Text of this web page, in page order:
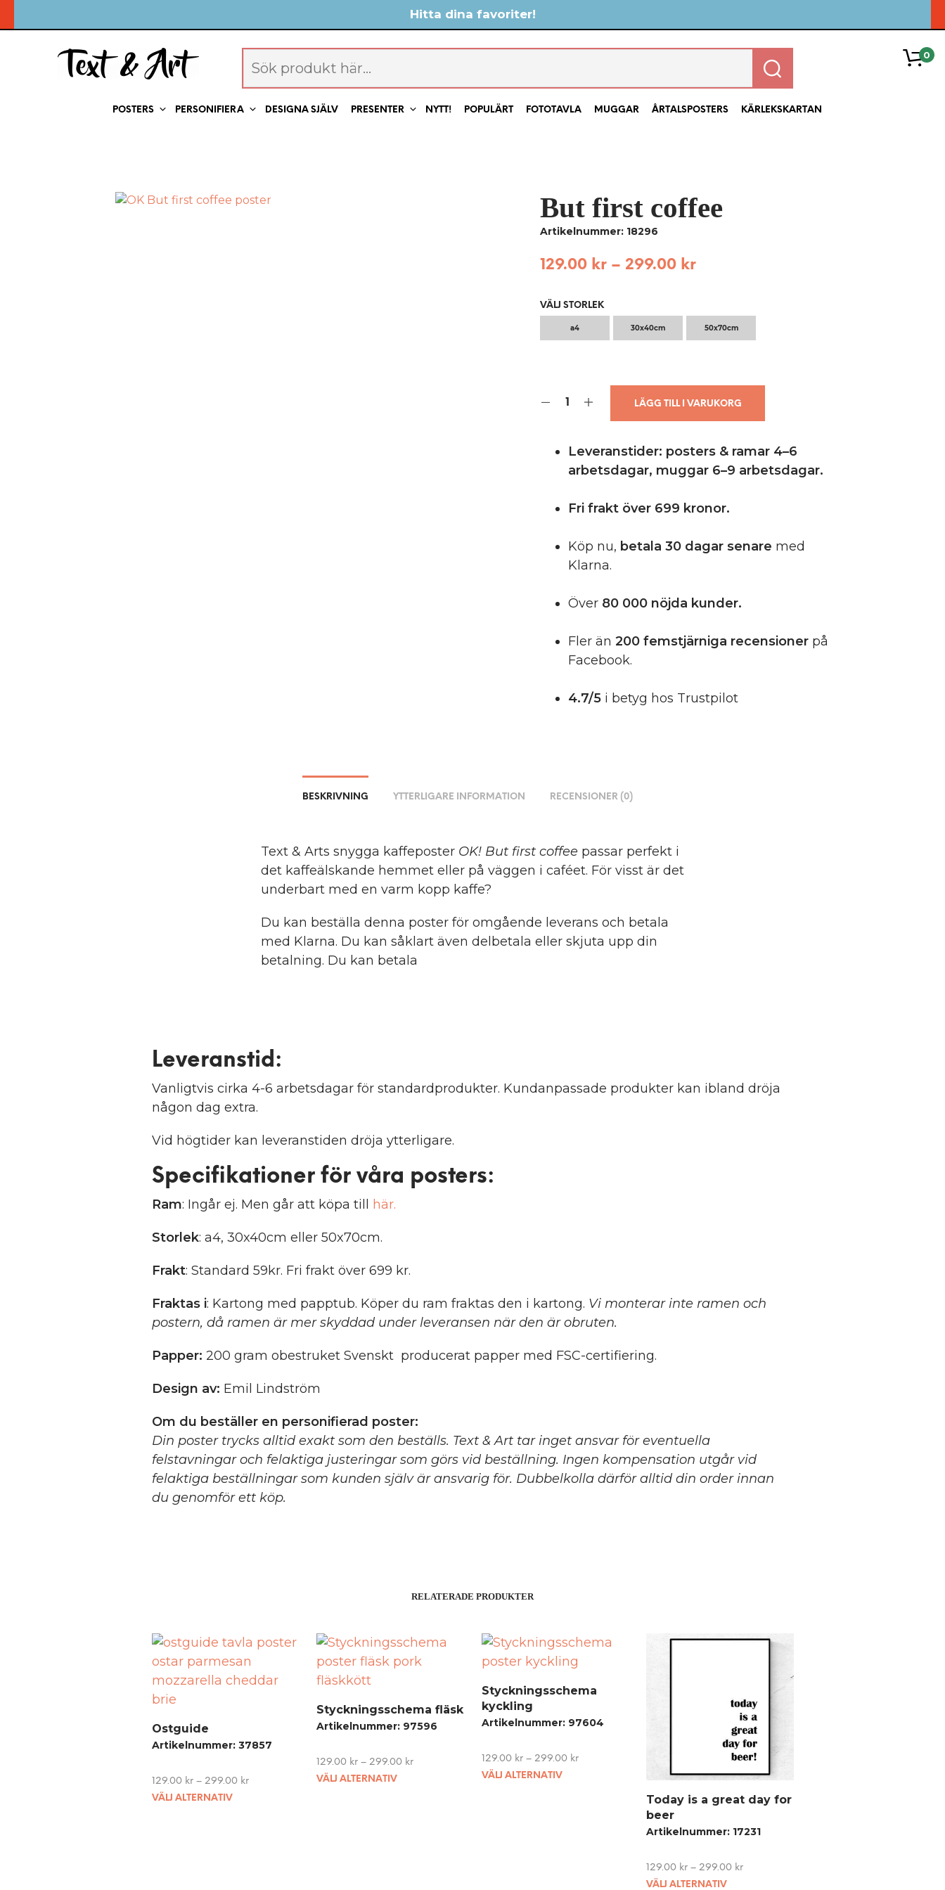
Hitta dina favoriter!
POSTERS PERSONIFIERA DESIGNA SJÄLV PRESENTER NYTT! POPULÄRT FOTOTAVLA MUGGAR ÅRTALSPOSTERS KÄRLEKSKARTAN
0
But first coffee
Artikelnummer: 18296
129.00 kr – 299.00 kr
VÄLJ STORLEK
a4 30x40cm 50x70cm
LÄGG TILL I VARUKORG
Leveranstider: posters & ramar 4–6
arbetsdagar, muggar 6–9 arbetsdagar.
Fri frakt över 699 kronor.
Köp nu, betala 30 dagar senare med
Klarna.
Över 80 000 nöjda kunder.
Fler än 200 femstjärniga recensionerpå
Facebook.
4.7/5i betyg hos Trustpilot
BESKRIVNING YTTERLIGARE INFORMATION RECENSIONER (0)
Text & Arts snygga kaffeposter OK! But first coffee passar perfekt i
det kaffeälskande hemmet eller på väggen i caféet. För visst är det
underbart med en varm kopp kaffe?
Du kan beställa denna poster för omgående leverans och betala
med Klarna. Du kan såklart även delbetala eller skjuta upp din
betalning. Du kan betala
Leveranstid:
Vanligtvis cirka 4-6 arbetsdagar för standardprodukter. Kundanpassade produkter kan ibland dröja
någon dag extra.
Vid högtider kan leveranstiden dröja ytterligare.
Specifikationer för våra posters:
Ram: Ingår ej. Men går att köpa till här.
Storlek: a4, 30x40cm eller 50x70cm.
Frakt: Standard 59kr. Fri frakt över 699 kr.
Fraktas i: Kartong med papptub. Köper du ram fraktas den i kartong. Vi monterar inte ramen och
postern, då ramen är mer skyddad under leveransen när den är obruten.
Papper: 200 gram obestruket Svenskt producerat papper med FSC-certifiering.
Design av: Emil Lindström
Om du beställer en personifierad poster:
Din poster trycks alltid exakt som den beställs. Text & Art tar inget ansvar för eventuella
felstavningar och felaktiga justeringar som görs vid beställning. Ingen kompensation utgår vid
felaktiga beställningar som kunden själv är ansvarig för. Dubbelkolla därför alltid din order innan
du genomför ett köp.
RELATERADE PRODUKTER
Ostguide
Artikelnummer: 37857
129.00 kr– 299.00 kr
VÄLJ ALTERNATIVThis
Styckningsschema fläsk
Artikelnummer: 97596
129.00 kr – 299.00 kr
VÄLJ ALTERNATIVThis
Styckningsschema
kyckling
Artikelnummer: 97604
129.00 kr– 299.00 kr
VÄLJ ALTERNATIVThis
Today is a great day for
beer
Artikelnummer: 17231
129.00 kr – 299.00 kr
VÄLJ ALTERNATIVThis